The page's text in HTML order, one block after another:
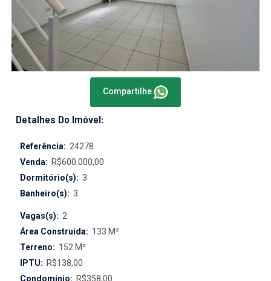
Compartilhe
Detalhes Do Imóvel:
Referência: 24278
Venda: R$600.000,00
Dormitório(s): 3
Banheiro(s): 3
Vagas(s): 2
Área Construída: 133 M²
Terreno: 152 M²
IPTU: R$138,00
Condomínio: R$358,00